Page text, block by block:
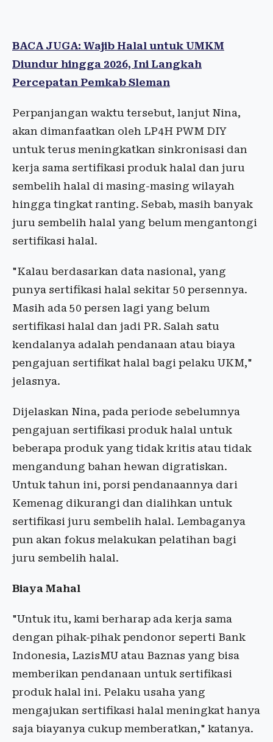
BACA JUGA: Wajib Halal untuk UMKM
Diundur hingga 2026, Ini Langkah
Percepatan Pemkab Sleman
Perpanjangan waktu tersebut, lanjut Nina,
akan dimanfaatkan oleh LP4H PWM DIY
untuk terus meningkatkan sinkronisasi dan
kerja sama sertifikasi produk halal dan juru
sembelih halal di masing-masing wilayah
hingga tingkat ranting. Sebab, masih banyak
juru sembelih halal yang belum mengantongi
sertifikasi halal.
"Kalau berdasarkan data nasional, yang
punya sertifikasi halal sekitar 50 persennya.
Masih ada 50 persen lagi yang belum
sertifikasi halal dan jadi PR. Salah satu
kendalanya adalah pendanaan atau biaya
pengajuan sertifikat halal bagi pelaku UKM,"
jelasnya.
Dijelaskan Nina, pada periode sebelumnya
pengajuan sertifikasi produk halal untuk
beberapa produk yang tidak kritis atau tidak
mengandung bahan hewan digratiskan.
Untuk tahun ini, porsi pendanaannya dari
Kemenag dikurangi dan dialihkan untuk
sertifikasi juru sembelih halal. Lembaganya
pun akan fokus melakukan pelatihan bagi
juru sembelih halal.
Biaya Mahal
"Untuk itu, kami berharap ada kerja sama
dengan pihak-pihak pendonor seperti Bank
Indonesia, LazisMU atau Baznas yang bisa
memberikan pendanaan untuk sertifikasi
produk halal ini. Pelaku usaha yang
mengajukan sertifikasi halal meningkat hanya
saja biayanya cukup memberatkan," katanya.